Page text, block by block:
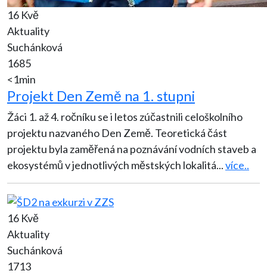
16 Kvě
Aktuality
Suchánková
1685
<1min
Projekt Den Země na 1. stupni
Žáci 1. až 4. ročníku se i letos zúčastnili celoškolního
projektu nazvaného Den Země. Teoretická část
projektu byla zaměřená na poznávání vodních staveb a
ekosystémů v jednotlivých městských lokalitá...více..
16 Kvě
Aktuality
Suchánková
1713